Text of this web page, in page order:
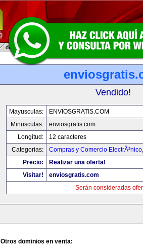
Vendido!
Mayusculas:
ENVIOSGRATIS.COM
Minusculas:
enviosgratis.com
Longitud:
12 caracteres
Categorias:
Compras y Comercio ElectrÃ³nico
Precio:
Realizar una oferta!
Visitar!
enviosgratis.com
Serán consideradas
Otros dominios en venta: